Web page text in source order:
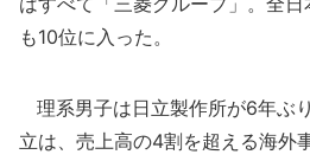
も10位に入った。
理系男子は日立製作所が6年ぶ
立は、売上高の4割を超える海外